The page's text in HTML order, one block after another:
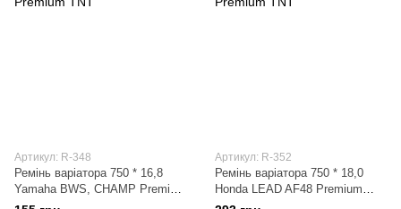
Артикул: R-348
Ремінь варіатора 750 * 16,8
Yamaha BWS, CHAMP Premium
TNT
Артикул: R-352
Ремінь варіатора 750 * 18,0
Honda LEAD AF48 Premium
TNT